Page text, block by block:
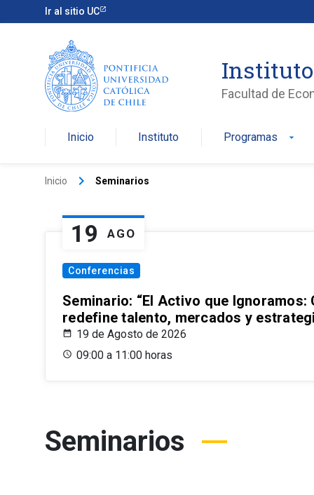
Ir al sitio UC
Facultad de
Inicio Instituto Programas arrow_drop_down
Inicio keyboard_arrow_right Seminarios
19 AGO
Conferencias
Seminario: “El Activo que
redefine talento, mercados y
19 de Agosto de 2026
09:00 a 11:00 horas
Seminarios